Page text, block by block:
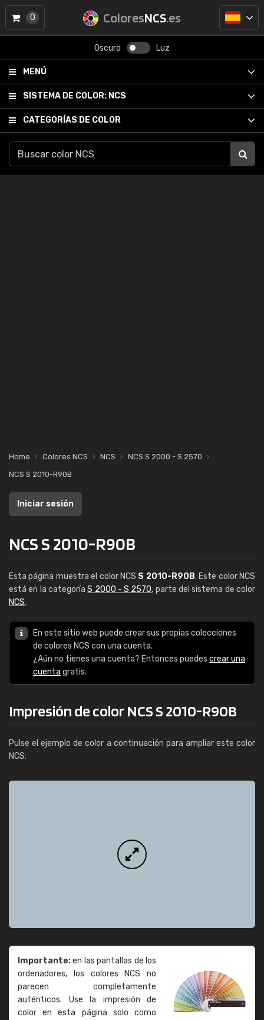
ColoresNCS.es
Oscuro Luz
MENÚ
SISTEMA DE COLOR: NCS
CATEGORÍAS DE COLOR
0
Home Colores NCS NCS
NCS S 2000 - S 2570
NCS S 2010-R90B
Iniciar sesión
NCS S 2010-R90B
Esta página muestra el color NCS S 2010-R90B. Este color NCS
está en la categoríaS 2000 - S 2570, parte del sistema de color
NCS.
En este sitio web puede crear sus propias colecciones
de colores NCS con una cuenta.
¿Aún no tienes una cuenta? Entonces puedes crear una
cuenta gratis.
Impresión de color NCS S 2010-R90B
Pulse el ejemplo de color a continuación para ampliar este color
NCS:
Importante:en las pantallas de los
ordenadores, los colores NCS no
parecen completamente
auténticos. Use la impresión de
color en esta página solo como